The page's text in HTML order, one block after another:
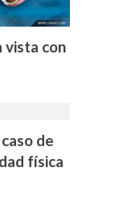
vista con
de
física